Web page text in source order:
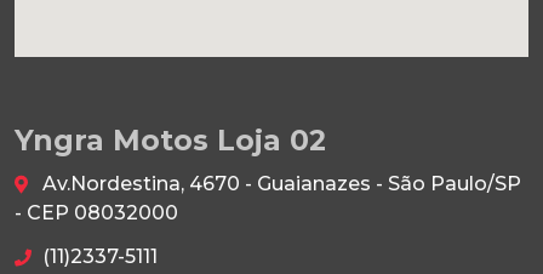
Yngra Motos Loja 02
Av.Nordestina, 4670 - Guaianazes - São Paulo/SP
- CEP 08032000
(11)2337-5111